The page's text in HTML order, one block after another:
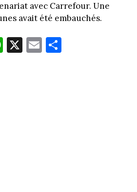
avec Carrefour. Une
avait été embauchés.
W
ha
X E
m
Pa